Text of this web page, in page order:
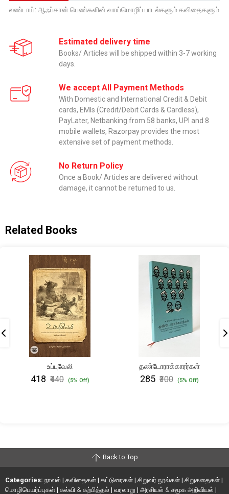
லண்டாய்: ஆஃப்கான் பெண்களின் வாய்மொழிப் பாடல்களும் கவிதைகளும்
Estimated delivery time
Books/ Articles will be shipped within 3-7 working
days.
We accept All Payment Methods
With Domestic and International Credit & Debit
cards, EMIs (Credit/Debit Cards & Cardless),
PayLater, Netbanking from 58 banks, UPI and 8
mobile wallets, Razorpay provides the most
extensive set of payment methods.
No Return Policy
Once a Book/ Articles are delivered without
damage, it cannot be returned to us.
Related Books
உப்புவேலி
₹418 ₹440 (5% Off)
தண்டோராக்காரர்கள்
₹285 ₹300 (5% Off)
Back to Top
Categories: நாவல் | கவிதைகள் | கட்டுரைகள் | சிறுவர் நூல்கள் | சிறுகதைகள் |
மொழிபெயர்ப்புகள் | கல்வி & கற்பித்தல் | வரலாறு | அரசியல் & சமூக அறிவியல் |